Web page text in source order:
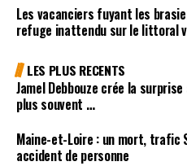
Les vacanciers fuyant les
refuge inattendu sur le littoral
LES PLUS RECENTS
Jamel Debbouze crée la
plus souvent …
Maine-et-Loire : un mort, trafic
accident de personne